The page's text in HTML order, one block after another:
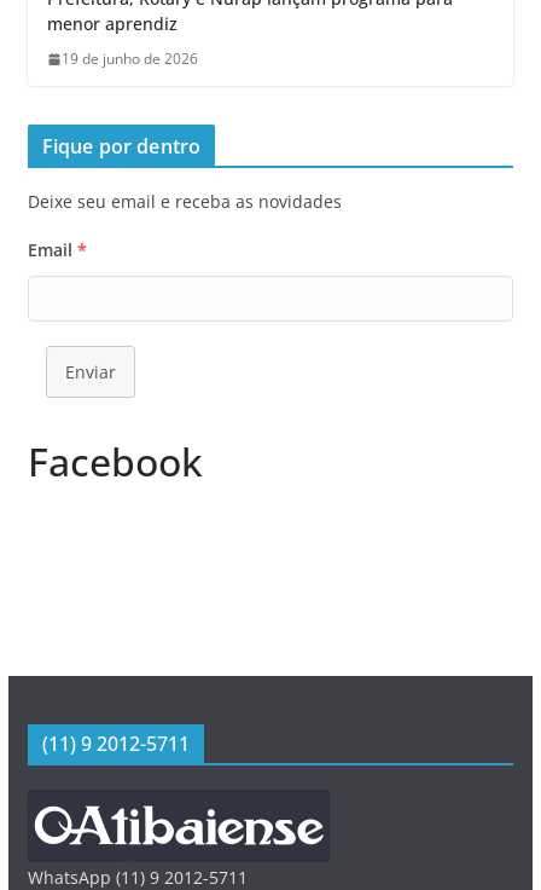
menor aprendiz
19 de junho de 2026
Fique por dentro
Deixe seu email e receba as novidades
Email *
Enviar
Facebook
(11) 9 2012-5711
WhatsApp (11) 9 2012-5711